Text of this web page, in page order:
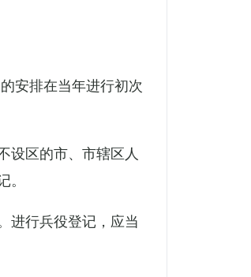
安排在当年进行初次
设区的市、市辖区人
进行兵役登记，应当